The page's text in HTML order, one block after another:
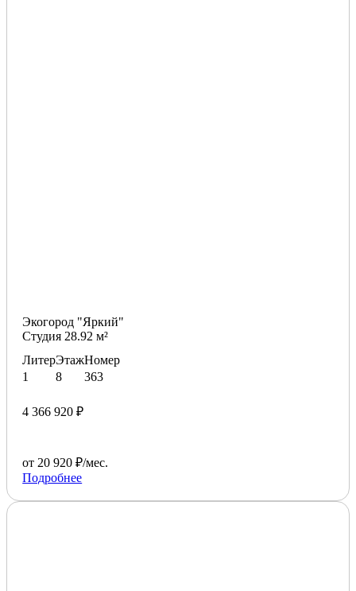
Экогород "Яркий"
Студия 28.92 м²
Литер
1
Этаж
8
Номер
363
4 366 920 ₽
от 20 920 ₽/мес.
Подробнее